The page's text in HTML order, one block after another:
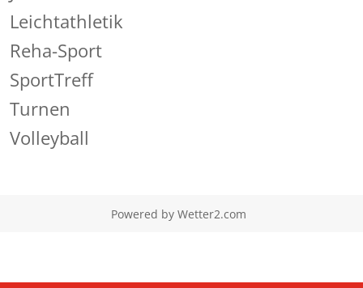
Leichtathletik
Reha-Sport
SportTreff
Turnen
Volleyball
Powered by Wetter2.com